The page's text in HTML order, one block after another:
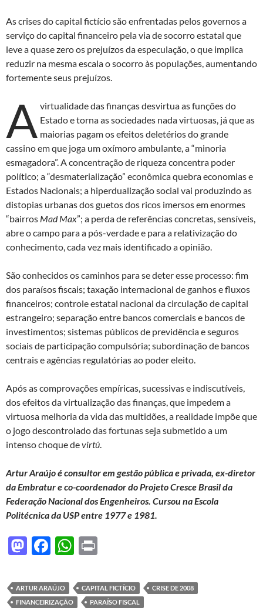
As crises do capital fictício são enfrentadas pelos governos a
serviço do capital financeiro pela via de socorro estatal que
leve a quase zero os prejuízos da especulação, o que implica
reduzir na mesma escala o socorro às populações, aumentando
fortemente seus prejuízos.
A virtualidade das finanças desvirtua as funções do
Estado e torna as sociedades nada virtuosas, já que as
maiorias pagam os efeitos deletérios do grande
cassino em que joga um oxímoro ambulante, a “minoria
esmagadora”. A concentração de riqueza concentra poder
político; a “desmaterialização” econômica quebra economias e
Estados Nacionais; a hiperdualização social vai produzindo as
distopias urbanas dos guetos dos ricos imersos em enormes
“bairros Mad Max”; a perda de referências concretas, sensíveis,
abre o campo para a pós-verdade e para a relativização do
conhecimento, cada vez mais identificado a opinião.
São conhecidos os caminhos para se deter esse processo: fim
dos paraísos fiscais; taxação internacional de ganhos e fluxos
financeiros; controle estatal nacional da circulação de capital
estrangeiro; separação entre bancos comerciais e bancos de
investimentos; sistemas públicos de previdência e seguros
sociais de participação compulsória; subordinação de bancos
centrais e agências regulatórias ao poder eleito.
Após as comprovações empíricas, sucessivas e indiscutíveis,
dos efeitos da virtualização das finanças, que impedem a
virtuosa melhoria da vida das multidões, a realidade impõe que
o jogo descontrolado das fortunas seja submetido a um
intenso choque devirtú.
Artur Araújo é consultor em gestão pública e privada, ex-diretor
da Embratur e co-coordenador do Projeto Cresce Brasil da
Federação Nacional dos Engenheiros. Cursou na Escola
Politécnica da USP entre 1977 e 1981.
M
to
d
F
e
b
W
at
s
nt
ARTUR ARAÚJO CAPITAL FICTÍCIO
CRISE DE 2008
FINANCEIRIZAÇÃO
PARAÍSO FISCAL